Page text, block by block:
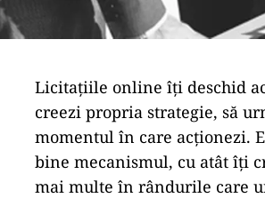
Licitațiile online îți deschid
creezi propria strategie, să
momentul în care acționezi.
bine mecanismul, cu atât îți
mai multe în rândurile care